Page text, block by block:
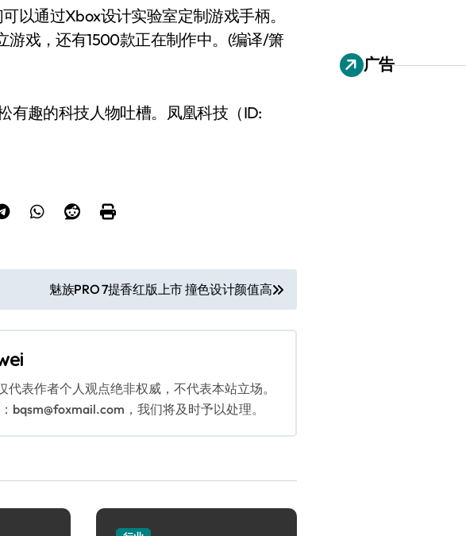
以通过Xbox设计实验室定制游戏手柄。
游戏，还有1500款正在制作中。(编译/箫
有趣的科技人物吐槽。凤凰科技（ID:
魅族PRO 7提香红版上市 撞色设计颜值高
表作者个人观点绝非权威，不代表本站立场。
bqsm@foxmail.com，我们将及时予以处理。
广告